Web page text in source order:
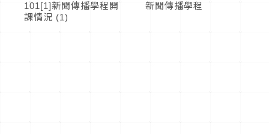
101[1]新聞傳播學程開
課情況 (1)
新聞傳播學程